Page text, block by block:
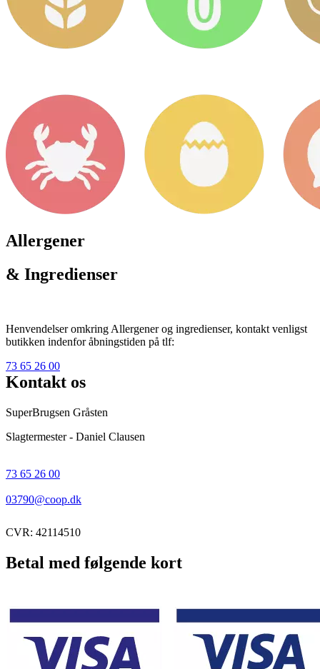
Allergener
& Ingredienser
Henvendelser omkring Allergener og ingredienser, kontakt venligst
butikken indenfor åbningstiden på tlf:
73 65 26 00
Kontakt os
SuperBrugsen Gråsten
Slagtermester - Daniel Clausen
73 65 26 00
03790@coop.dk
CVR: 42114510
Betal med følgende kort